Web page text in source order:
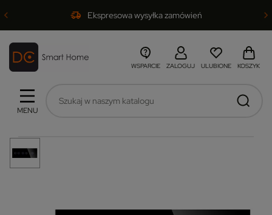
Ekspresowa wysyłka zamówień
MENU
WSPARCIE ZALOGUJ ULUBIONE KOSZYK